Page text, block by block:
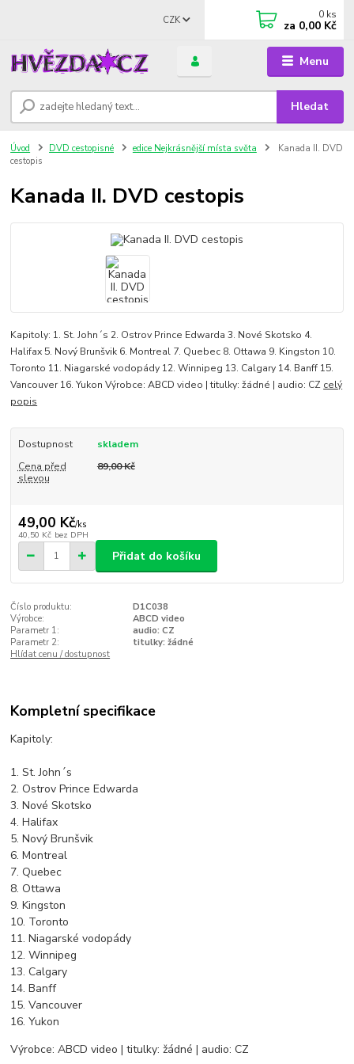
Menu
CZK
Hledat
0 ks
za 0,00 Kč
Úvod DVD cestopisné edice Nejkrásnější místa světa
Kanada II. DVD
cestopis
Kanada II. DVD cestopis
Kapitoly: 1. St. John´s 2. Ostrov Prince Edwarda 3. Nové Skotsko 4.
Halifax 5. Nový Brunšvik 6. Montreal 7. Quebec 8. Ottawa 9. Kingston 10.
Toronto 11. Niagarské vodopády 12. Winnipeg 13. Calgary 14. Banff 15.
Vancouver 16. Yukon Výrobce: ABCD video | titulky: žádné | audio: CZ celý
popis
Dostupnost
skladem
Cena před
slevou
89,00 Kč
49,00 Kč/ks
40,50 Kč bez DPH
Přidat do košíku
Číslo produktu:
D1C038
Výrobce:
ABCD video
Parametr 1:
audio: CZ
Parametr 2:
titulky: žádné
Hlídat cenu / dostupnost
Kompletní specifikace
Kapitoly:
1. St. John´s
2. Ostrov Prince Edwarda
3. Nové Skotsko
4. Halifax
5. Nový Brunšvik
6. Montreal
7. Quebec
8. Ottawa
9. Kingston
10. Toronto
11. Niagarské vodopády
12. Winnipeg
13. Calgary
14. Banff
15. Vancouver
16. Yukon
Výrobce: ABCD video | titulky: žádné | audio: CZ